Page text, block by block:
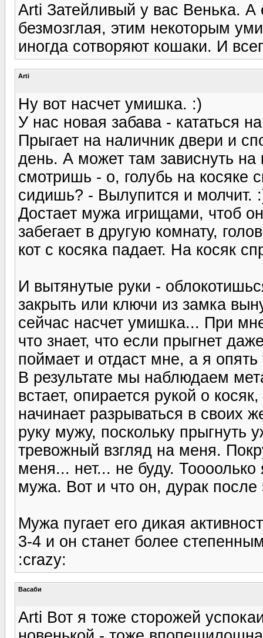
Arti Затейливый у вас Венька. А
безмозглая, этим некоторым
иногда сотворяют кошаки. И
Arti
Ну вот насчет умишка. :)
У нас новая забава - кататься
Прыгает на наличник двери и
день. А может там зависнуть
смотришь - о, голубь на косяке
сидишь? - Вылупится и молчит.
Достает мужа игрищами, чтоб
забегает в другую комнату,
кот с косяка падает. На косяк
И вытянутые руки -
закрыть или ключи из замка
сейчас насчет умишка... При
что знает, что если прыгнет
поймает и отдаст мне, а я опять
В результате мы наблюдаем
встает, опирается рукой о
начинает разрываться в своих
руку мужу, поскольку прыгнуть
тревожный взгляд на меня.
меня... нет... не буду.
мужа. Вот и что он, дурак после
Мужа пугает его дикая
3-4 и он станет более
:crazy:
Васаби
Arti Вот я тоже сторожей